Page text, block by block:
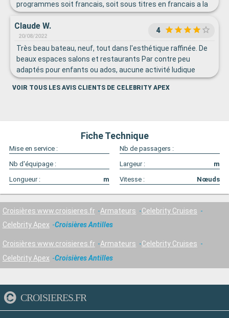
programmes soit francais, soit sous titres en francais a la
tv. attentes aux restaurants parfois un peu longues. les
spectacles le soir par contre sont suoerbes.
Claude W.
20/08/2022
4
Très beau bateau, neuf, tout dans l'esthétique raffinée. De
beaux espaces salons et restaurants Par contre peu
adaptés pour enfants ou ados, aucune activité ludique
proposée. Piscine intérieure réservée aux adultes Au milieu
de la croisière plus de possibilité d'avoir des cannettes
VOIR TOUS LES AVIS CLIENTS DE CELEBRITY APEX
Fiche Technique
Mise en service :
Nb de passagers :
Nb d'équipage :
Largeur :
m
Longueur :
m Vitesse : Nœuds
Croisières www.croisieres.fr Armateurs
Celebrity Cruises
Celebrity Apex
Croisières Antilles
Croisières www.croisieres.fr Armateurs
Celebrity Cruises
Celebrity Apex
Croisières Antilles
CROISIERES.FR